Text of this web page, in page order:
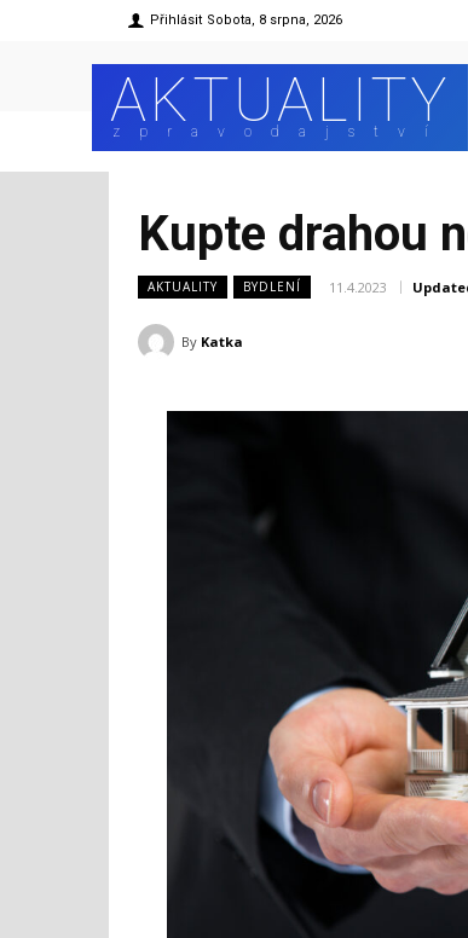
Přihlásit Sobota, 8 srpna, 2026
AKTUALITY
zpravodajství
Kupte drahou
AKTUALITY BYDLENÍ 11.4.2023
By Katka